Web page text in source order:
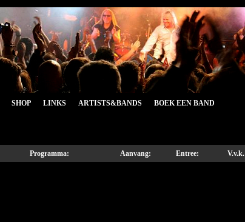
SHOP LINKS ARTISTS&BANDS BOEK EEN BAND
Programma: Aanvang: Entree: V.v.k.